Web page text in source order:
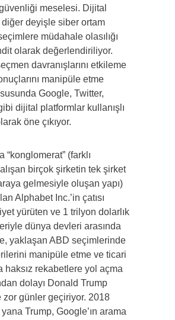
meselesi. Dijital
diğer deyişle siber ortam
müdahale olasılığı
olarak değerlendiriliyor.
davranışlarını etkileme
manipüle etme
Google, Twitter,
dijital platformlar kullanışlı
öne çıkıyor.
“konglomerat” (farklı
birçok şirketin tek şirket
gelmesiyle oluşan yapı)
Alphabet Inc.’in çatısı
yürüten ve 1 trilyon dolarlık
dünya devleri arasında
yaklaşan ABD seçimlerinde
manipüle etme ve ticari
haksız rekabetlere yol açma
dolayı Donald Trump
zor günler geçiriyor. 2018
yana Trump, Google’ın arama